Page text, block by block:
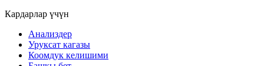
Кардарлар үчүн
Анализдер
Уруксат кагазы
Коомдук келишими